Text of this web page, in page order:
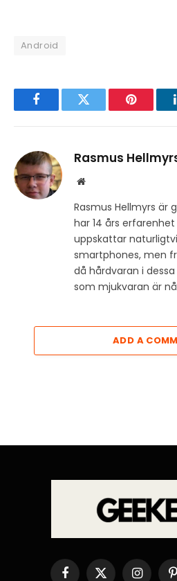
Android
FacebookTwitter Pinterest
Rasmus
Website
Rasmus Hellmyrs är
har 14 års
uppskattar
smartphones, men
då hårdvaran i
som mjukvaran är
ADD A